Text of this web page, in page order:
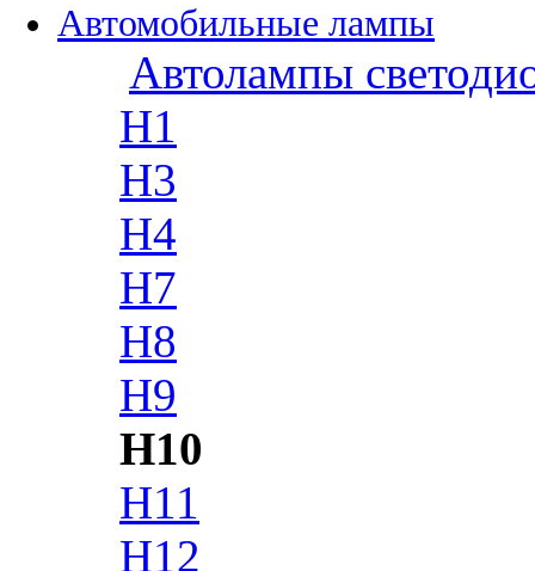
Автомобильные лампы
Автолампы
H1
H3
H4
H7
H8
H9
H10
H11
H12